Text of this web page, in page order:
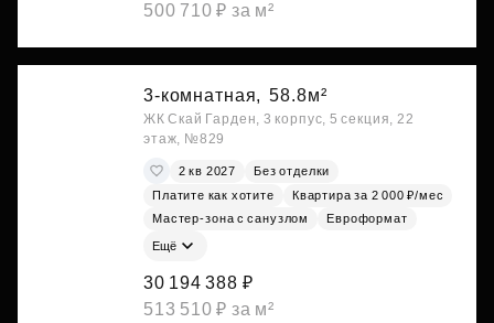
500 710 ₽ за м²
3-комнатная, 58.8м²
ЖК Скай Гарден, 3 корпус, 5 секция, 22
этаж, №829
2 кв 2027
Без отделки
Платите как хотите
Квартира за 2 000 ₽/мес
Мастер-зона с санузлом
Евроформат
Ещё
30 194 388 ₽
513 510 ₽ за м²